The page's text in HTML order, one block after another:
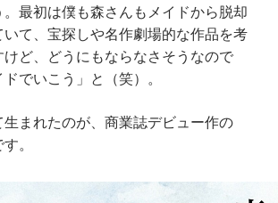
。最初は僕も森さんもメイドから脱却
いて、宝探しや名作劇場的な作品を考
けど、どうにもならなさそうなので
ドでいこう」と（笑）。
生まれたのが、商業誌デビュー作の
。